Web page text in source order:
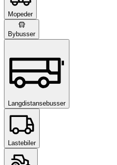
Mopeder
Bybusser
Langdistansebusser
Lastebiler